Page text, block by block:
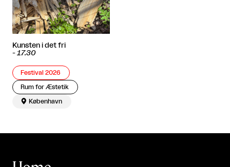
Kunsten i det fri
- 17.30
Festival 2026
Rum for Æstetik
 København